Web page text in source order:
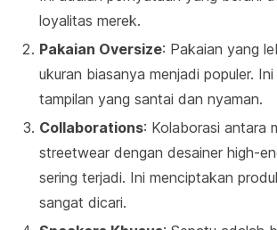
loyalitas merek.
Pakaian Oversize: Pakaian yang
ukuran biasanya menjadi populer.
tampilan yang santai dan nyaman.
Collaborations: Kolaborasi antara
streetwear dengan desainer high-
sering terjadi. Ini menciptakan
sangat dicari.